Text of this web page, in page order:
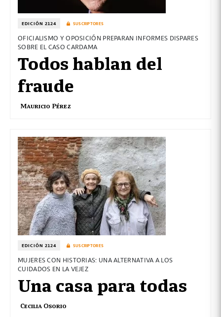
EDICIÓN 2124 SUSCRIPTORES
OFICIALISMO Y OPOSICIÓN PREPARAN INFORMES DISPARES
SOBRE EL CASO CARDAMA
Todos hablan del
fraude
Mauricio Pérez
EDICIÓN 2124 SUSCRIPTORES
MUJERES CON HISTORIAS: UNA ALTERNATIVA A LOS
CUIDADOS EN LA VEJEZ
Una casa para todas
Cecilia Osorio